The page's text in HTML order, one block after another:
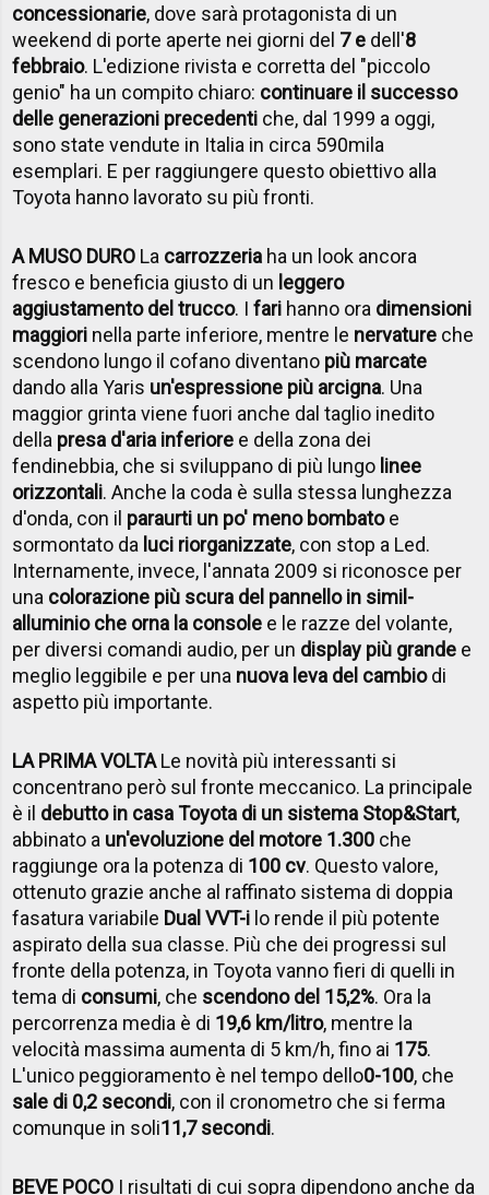
concessionarie, dove sarà protagonista di un
weekend di porte aperte nei giorni del 7 e dell'8
febbraio. L'edizione rivista e corretta del "piccolo
genio" ha un compito chiaro: continuare il successo
delle generazioni precedenti che, dal 1999 a oggi,
sono state vendute in Italia in circa 590mila
esemplari. E per raggiungere questo obiettivo alla
Toyota hanno lavorato su più fronti.
A MUSO DURO La carrozzeria ha un look ancora
fresco e beneficia giusto di un leggero
aggiustamento del trucco. Ifari hanno ora dimensioni
maggiori nella parte inferiore, mentre le nervature che
scendono lungo il cofano diventano più marcate
dando alla Yaris un'espressione più arcigna. Una
maggior grinta viene fuori anche dal taglio inedito
della presa d'aria inferiore e della zona dei
fendinebbia, che si sviluppano di più lungo linee
orizzontali. Anche la coda è sulla stessa lunghezza
d'onda, con il paraurti un po' meno bombatoe
sormontato da luci riorganizzate, con stop a Led.
Internamente, invece, l'annata 2009 si riconosce per
una colorazione più scura del pannello in simil-
alluminio che orna la console e le razze del volante,
per diversi comandi audio, per un display più grande e
meglio leggibile e per una nuova leva del cambiodi
aspetto più importante.
LA PRIMA VOLTALe novità più interessanti si
concentrano però sul fronte meccanico. La principale
è il debutto in casa Toyota di un sistema Stop&Start,
abbinato a un'evoluzione del motore 1.300 che
raggiunge ora la potenza di 100 cv. Questo valore,
ottenuto grazie anche al raffinato sistema di doppia
fasatura variabile Dual VVT-i lo rende il più potente
aspirato della sua classe. Più che dei progressi sul
fronte della potenza, in Toyota vanno fieri di quelli in
tema di consumi, che scendono del 15,2%. Ora la
percorrenza media è di 19,6 km/litro, mentre la
velocità massima aumenta di 5 km/h, fino ai 175.
L'unico peggioramento è nel tempo dello0-100, che
sale di 0,2 secondi, con il cronometro che si ferma
comunque in soli11,7 secondi.
BEVE POCO I risultati di cui sopra dipendono anche da